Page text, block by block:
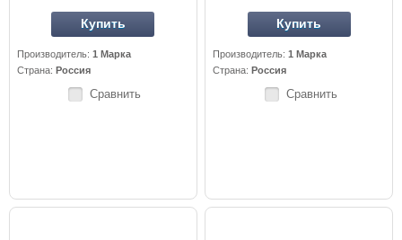
Купить
Производитель:1 Марка
Страна:Россия
Сравнить
Купить
Производитель:1 Марка
Страна:Россия
Сравнить